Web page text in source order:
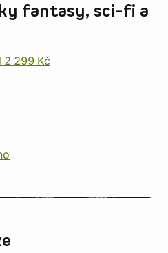
fantasy, sci-fi a
2 299 Kč